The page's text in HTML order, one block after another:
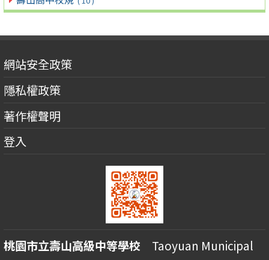
網站安全政策
隱私權政策
著作權聲明
登入
桃園市立壽山高級中等學校 Taoyuan Municipal